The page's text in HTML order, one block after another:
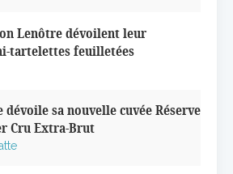
Lenôtre dévoilent leur
tartelettes feuilletées
sa nouvelle cuvée Réserve
Cru Extra-Brut